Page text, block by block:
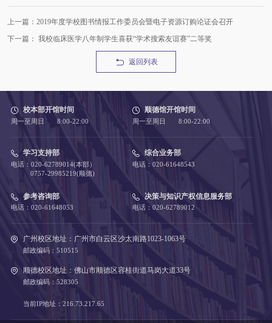
上一篇：2019年度学校图书情报工作委员会暨电子资源订购论证会召开
下一篇： 我校临床医学八年制学生喜获“学术搜索友谊赛”二等奖
返回列表
校本部开馆时间
周一至周日 8:00-22:00
顺德馆开馆时间
周一至周日 8:00-22:00
学习支持部
电话：020-62789014(本部）
0757-29985219(顺德)
综合业务部
电话：020-61648543
参考咨询部
电话：020-61648053
决策与知识产权信息服务部
电话：020-62789012
广州校区地址：广州市白云区沙太南路1023-1063号
邮政编码：510515
顺德校区地址：佛山市顺德区容桂街道马岗大道33号
邮政编码：528305
当前IP地址：216.73.217.65